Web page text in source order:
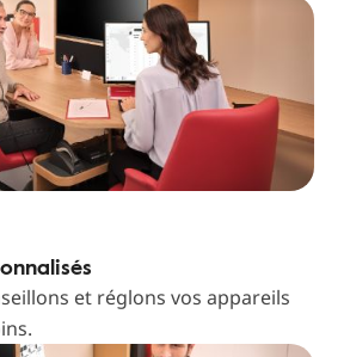
et réglons vos appareils